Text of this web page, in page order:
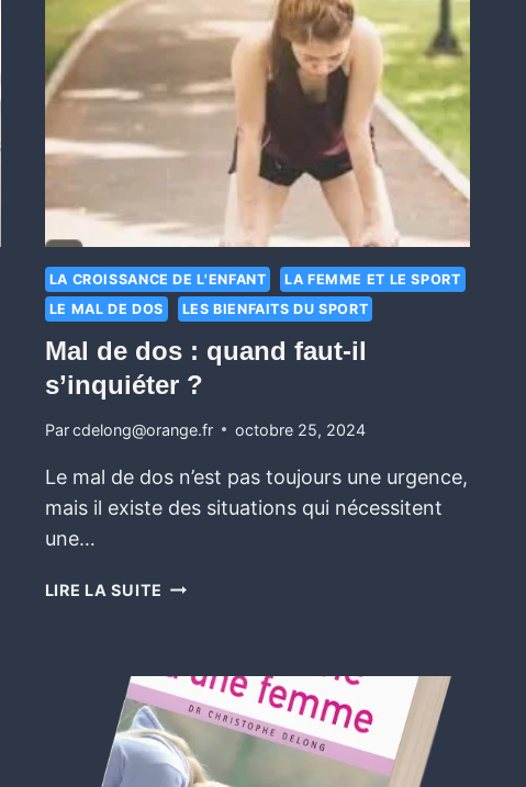
LA CROISSANCE DE L'ENFANT
LA FEMME ET LE SPORT
LE MAL DE DOS
LES BIENFAITS DU SPORT
Mal de dos : quand faut-il
s’inquiéter ?
Parcdelong@orange.fr octobre 25, 2024
Le mal de dos n’est pas toujours une urgence,
mais il existe des situations qui nécessitent
une…
LIRE LA SUITE